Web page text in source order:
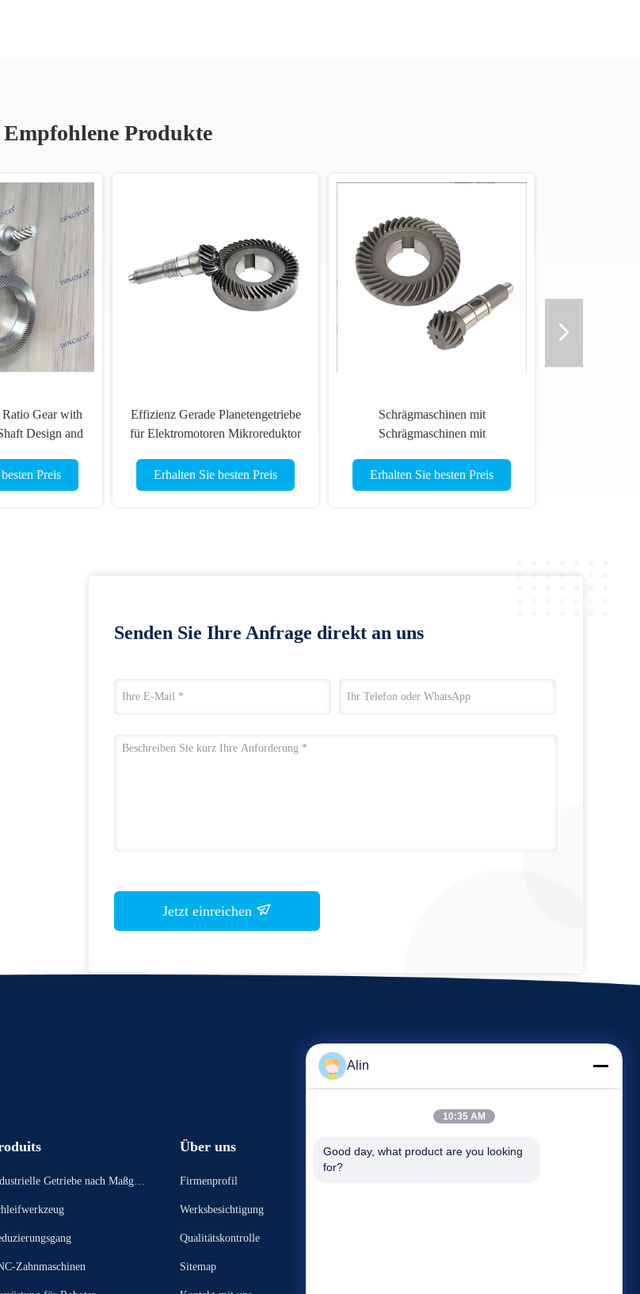
Empfohlene Produkte
Gear with
Design and
Preis
Effizienz Gerade Planetengetriebe
für Elektromotoren Mikroreduktor
Erhalten Sie besten Preis
Schrägmaschinen mit
Schrägmaschinen mit
Erhalten Sie besten Preis
Senden Sie Ihre Anfrage direkt an uns
Jetzt einreichen
Getriebe nach Maßgab
Zahnmaschinen
Über uns
Firmenprofil
Werksbesichtigung
Qualitätskontrolle
Sitemap
Veranstaltungen
Antrag Ein Zitat
Alin
10:35 AM
Good day, what product are you looking
for?